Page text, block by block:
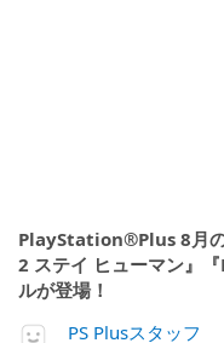
PlayStation®Plus 8月の
2 ステイ ヒューマン』
ルが登場！
PS Plusスタッフ